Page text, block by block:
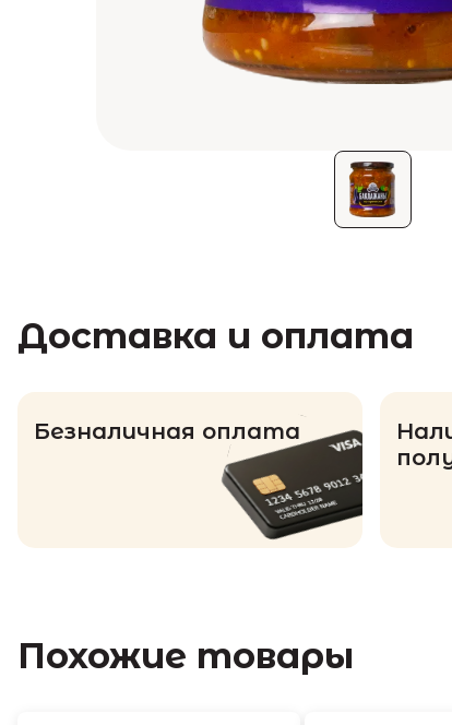
Доставка и оплата
Безналичная оплата
Похожие товары